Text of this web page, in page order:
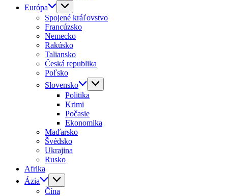
Európa
Spojené kráľovstvo
Francúzsko
Nemecko
Rakúsko
Taliansko
Česká republika
Poľsko
Slovensko
Politika
Krimi
Počasie
Ekonomika
Maďarsko
Švédsko
Ukrajina
Rusko
Afrika
Ázia
Čína